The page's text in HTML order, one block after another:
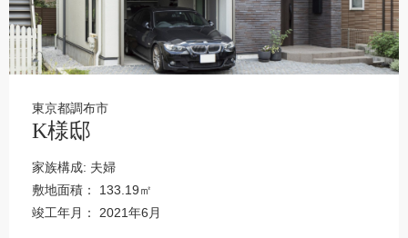
東京都調布市
K様邸
家族構成: 夫婦
敷地面積： 133.19㎡
竣工年月： 2021年6月